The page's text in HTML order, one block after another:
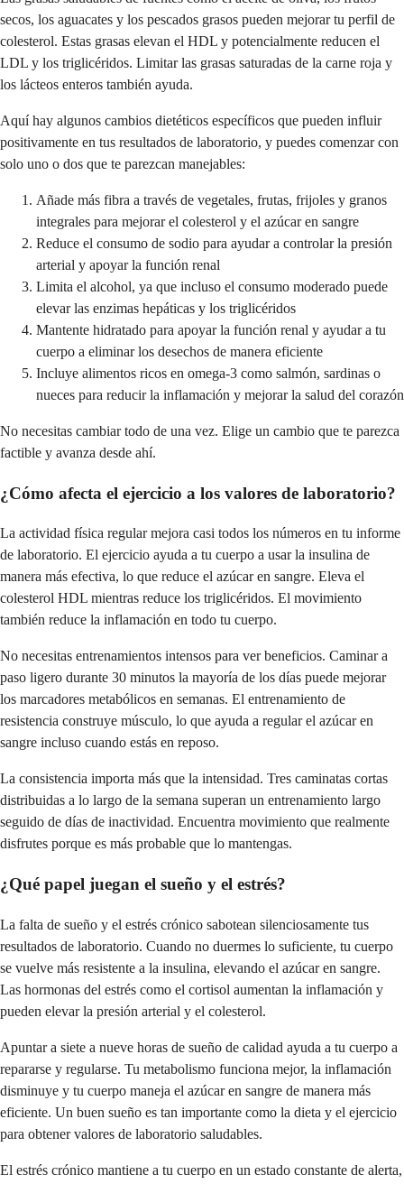
secos, los aguacates y los pescados grasos pueden mejorar tu perfil de
colesterol. Estas grasas elevan el HDL y potencialmente reducen el
LDL y los triglicéridos. Limitar las grasas saturadas de la carne roja y
los lácteos enteros también ayuda.
Aquí hay algunos cambios dietéticos específicos que pueden influir
positivamente en tus resultados de laboratorio, y puedes comenzar con
solo uno o dos que te parezcan manejables:
Añade más fibra a través de vegetales, frutas, frijoles y granos
integrales para mejorar el colesterol y el azúcar en sangre
Reduce el consumo de sodio para ayudar a controlar la presión
arterial y apoyar la función renal
Limita el alcohol, ya que incluso el consumo moderado puede
elevar las enzimas hepáticas y los triglicéridos
Mantente hidratado para apoyar la función renal y ayudar a tu
cuerpo a eliminar los desechos de manera eficiente
Incluye alimentos ricos en omega-3 como salmón, sardinas o
nueces para reducir la inflamación y mejorar la salud del corazón
No necesitas cambiar todo de una vez. Elige un cambio que te parezca
factible y avanza desde ahí.
¿Cómo afecta el ejercicio a los valores de laboratorio?
La actividad física regular mejora casi todos los números en tu informe
de laboratorio. El ejercicio ayuda a tu cuerpo a usar la insulina de
manera más efectiva, lo que reduce el azúcar en sangre. Eleva el
colesterol HDL mientras reduce los triglicéridos. El movimiento
también reduce la inflamación en todo tu cuerpo.
No necesitas entrenamientos intensos para ver beneficios. Caminar a
paso ligero durante 30 minutos la mayoría de los días puede mejorar
los marcadores metabólicos en semanas. El entrenamiento de
resistencia construye músculo, lo que ayuda a regular el azúcar en
sangre incluso cuando estás en reposo.
La consistencia importa más que la intensidad. Tres caminatas cortas
distribuidas a lo largo de la semana superan un entrenamiento largo
seguido de días de inactividad. Encuentra movimiento que realmente
disfrutes porque es más probable que lo mantengas.
¿Qué papel juegan el sueño y el estrés?
La falta de sueño y el estrés crónico sabotean silenciosamente tus
resultados de laboratorio. Cuando no duermes lo suficiente, tu cuerpo
se vuelve más resistente a la insulina, elevando el azúcar en sangre.
Las hormonas del estrés como el cortisol aumentan la inflamación y
pueden elevar la presión arterial y el colesterol.
Apuntar a siete a nueve horas de sueño de calidad ayuda a tu cuerpo a
repararse y regularse. Tu metabolismo funciona mejor, la inflamación
disminuye y tu cuerpo maneja el azúcar en sangre de manera más
eficiente. Un buen sueño es tan importante como la dieta y el ejercicio
para obtener valores de laboratorio saludables.
El estrés crónico mantiene a tu cuerpo en un estado constante de alerta,